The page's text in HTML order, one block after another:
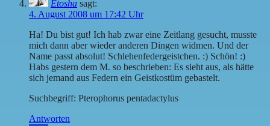
Etosha sagt:
4. August 2008 um 17:42 Uhr
Ha! Du bist gut! Ich hab zwar eine Zeitlang gesucht, musste
mich dann aber wieder anderen Dingen widmen. Und der
Name passt absolut! Schlehenfedergeistchen. :) Schön! :)
Habs gestern dem M. so beschrieben: Es sieht aus, als hätte
sich jemand aus Federn ein Geistkostüm gebastelt.
Suchbegriff: Pterophorus pentadactylus
Antworten